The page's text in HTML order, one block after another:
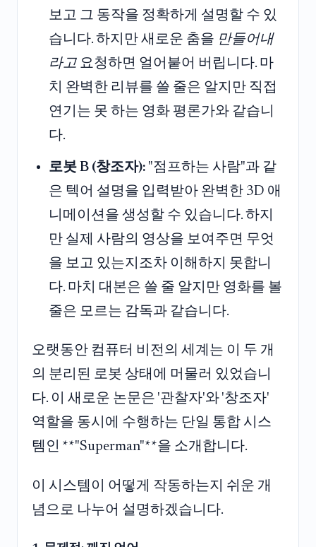
보고 그 동작을 정확하게 설명할 수 있
습니다. 하지만 새로운 춤을 만들어내
라고 요청하면 얼어붙어 버립니다. 마
치 완벽한 리뷰를 쓸 줄은 알지만 직접
연기는 못 하는 영화 평론가와 같습니
다.
로봇 B (창조자): "점프하는 사람"과 같
은 텍어 설명을 입력받아 완벽한 3D 애
니메이션을 생성할 수 있습니다. 하지
만 실제 사람의 영상을 보여주면 무엇
을 보고 있는지조차 이해하지 못합니
다. 마치 대본은 쓸 줄 알지만 영화를 볼
줄은 모르는 감독과 같습니다.
오랫동안 컴퓨터 비전의 세계는 이 두 개
의 분리된 로봇 상태에 머물러 있었습니
다. 이 새로운 논문은 '관찰자'와 '창조자'
역할을 동시에 수행하는 단일 통합 시스
템인 **"Superman"**을 소개합니다.
이 시스템이 어떻게 작동하는지 쉬운 개
념으로 나누어 설명하겠습니다.